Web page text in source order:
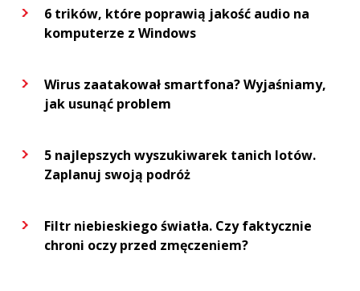
6 trików, które poprawią jakość audio na
komputerze z Windows
Wirus zaatakował smartfona? Wyjaśniamy,
jak usunąć problem
5 najlepszych wyszukiwarek tanich lotów.
Zaplanuj swoją podróż
Filtr niebieskiego światła. Czy faktycznie
chroni oczy przed zmęczeniem?